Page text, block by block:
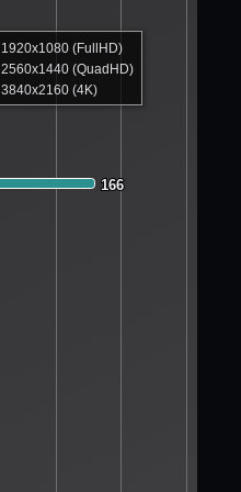
166
166
1920x1080 (FullHD)
2560x1440 (QuadHD)
3840x2160 (4K)